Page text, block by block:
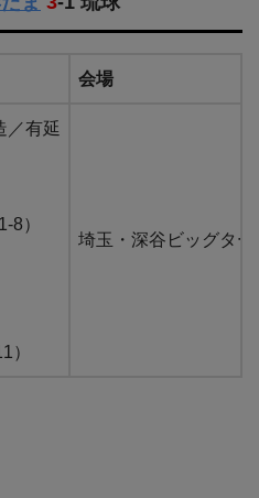
会場
有延
8）
）
埼玉・深谷ビッグター